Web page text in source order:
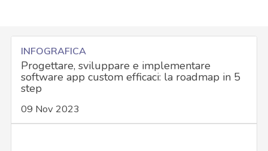
INFOGRAFICA
Progettare, sviluppare e implementare
software app custom efficaci: la roadmap in 5
step
09 Nov 2023